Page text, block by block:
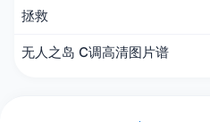
拯救
无人之岛 C调高清图片谱